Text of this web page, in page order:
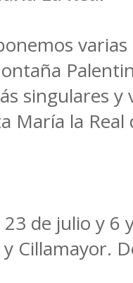
singulares y
María la
de julio y 6
Cillamayor.